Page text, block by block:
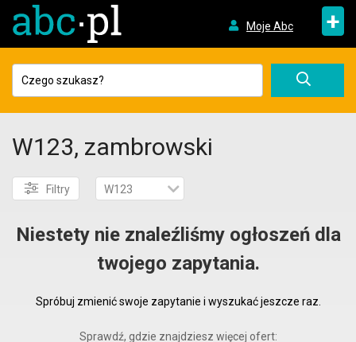
Moje Abc +
W123, zambrowski
Filtry W123
Niestety nie znaleźliśmy ogłoszeń dla
twojego zapytania.
Spróbuj zmienić swoje zapytanie i wyszukać jeszcze raz.
Sprawdź, gdzie znajdziesz więcej ofert: